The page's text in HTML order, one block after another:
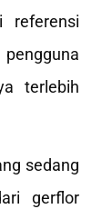
referensi
pengguna
terlebih
sedang
gerflor